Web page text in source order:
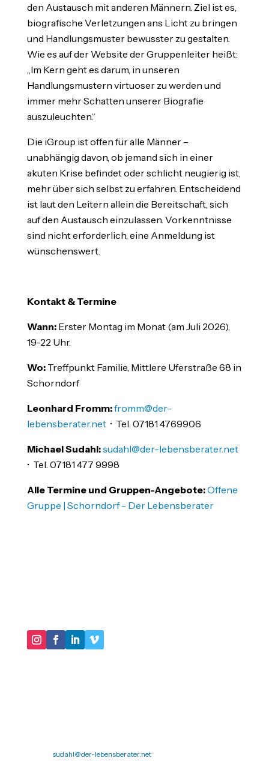
den Austausch mit anderen Männern. Ziel ist es,
biografische Verletzungen ans Licht zu bringen
und Handlungsmuster bewusster zu gestalten.
Wie es auf der Website der Gruppenleiter heißt:
„Im Kern geht es darum, in unseren
Handlungsmustern virtuoser zu werden und
immer mehr Schatten unserer Biografie
auszuleuchten.“
Die iGroup ist offen für alle Männer –
unabhängig davon, ob jemand sich in einer
akuten Krise befindet oder schlicht neugierig ist,
mehr über sich selbst zu erfahren. Entscheidend
ist laut den Leitern allein die Bereitschaft, sich
auf den Austausch einzulassen. Vorkenntnisse
sind nicht erforderlich, eine Anmeldung ist
wünschenswert.
Kontakt & Termine
Wann: Erster Montag im Monat (am Juli 2026),
19-22 Uhr.
Wo: Treffpunkt Familie, Mittlere Uferstraße 68 in
Schorndorf
Leonhard Fromm:fromm@der-
lebensberater.net• Tel. 07181 4769906
Michael Sudahl:sudahl@der-lebensberater.net
• Tel. 07181 477 9998
Alle Termine und Gruppen-Angebote:Offene
Gruppe | Schorndorf - Der Lebensberater
sudahl@der-lebensberater.net